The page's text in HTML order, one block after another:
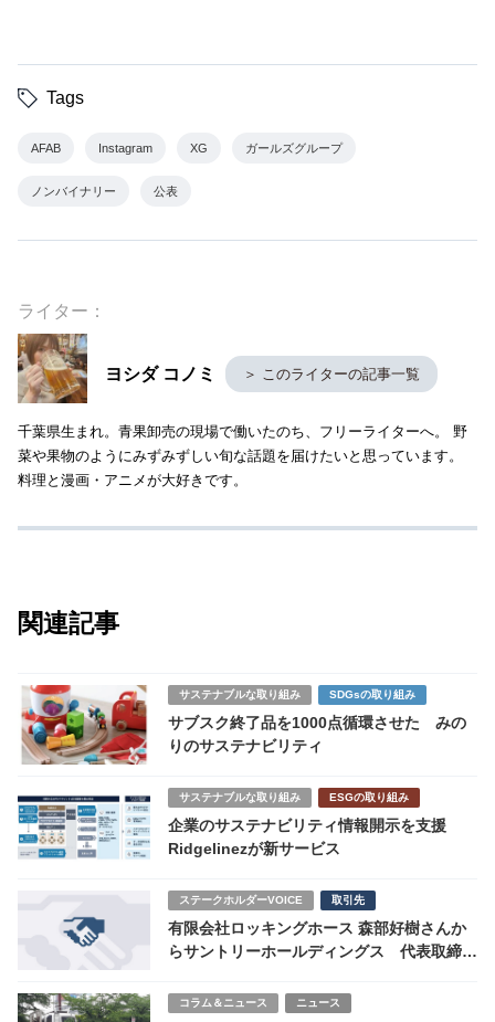
Tags
AFAB Instagram XG ガールズグループ
ノンバイナリー 公表
ライター：
ヨシダ コノミ ＞ このライターの記事一覧
千葉県生まれ。青果卸売の現場で働いたのち、フリーライターへ。 野
菜や果物のようにみずみずしい旬な話題を届けたいと思っています。
料理と漫画・アニメが大好きです。
関連記事
サステナブルな取り組み SDGsの取り組み
サブスク終了品を1000点循環させた みの
りのサステナビリティ
サステナブルな取り組み ESGの取り組み
企業のサステナビリティ情報開示を支援
Ridgelinezが新サービス
ステークホルダーVOICE 取引先
有限会社ロッキングホース 森部好樹さんか
らサントリーホールディングス 代表取締役
コラム＆ニュース ニュース